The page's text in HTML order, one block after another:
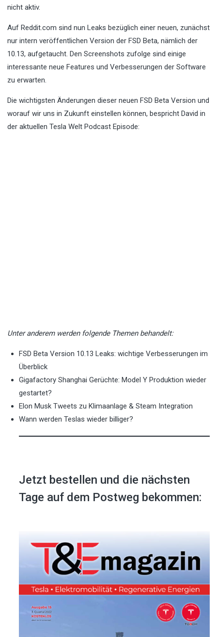
nicht aktiv.
Auf Reddit.com sind nun Leaks bezüglich einer neuen, zunächst
nur intern veröffentlichen Version der FSD Beta, nämlich der
10.13, aufgetaucht. Den Screenshots zufolge sind einige
interessante neue Features und Verbesserungen der Software
zu erwarten.
Die wichtigsten Änderungen dieser neuen FSD Beta Version und
worauf wir uns in Zukunft einstellen können, bespricht David in
der aktuellen Tesla Welt Podcast Episode:
Unter anderem werden folgende Themen behandelt:
FSD Beta Version 10.13 Leaks: wichtige Verbesserungen im
Überblick
Gigafactory Shanghai Gerüchte: Model Y Produktion wieder
gestartet?
Elon Musk Tweets zu Klimaanlage & Steam Integration
Wann werden Teslas wieder billiger?
Jetzt bestellen und die nächsten
Tage auf dem Postweg bekommen: